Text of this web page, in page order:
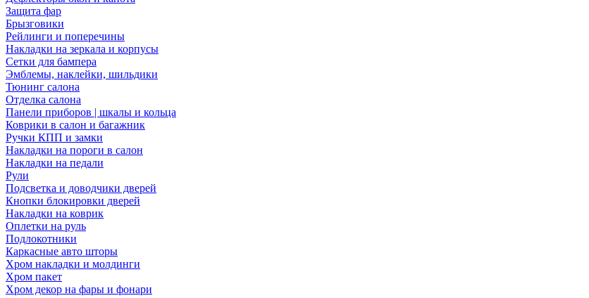
Защита фар
Брызговики
Рейлинги и поперечины
Накладки на зеркала и корпусы
Сетки для бампера
Эмблемы, наклейки, шильдики
Тюнинг салона
Отделка салона
Панели приборов | шкалы и кольца
Коврики в салон и багажник
Ручки КПП и замки
Накладки на пороги в салон
Накладки на педали
Рули
Подсветка и доводчики дверей
Кнопки блокировки дверей
Накладки на коврик
Оплетки на руль
Подлокотники
Каркасные авто шторы
Хром накладки и молдинги
Хром пакет
Хром декор на фары и фонари